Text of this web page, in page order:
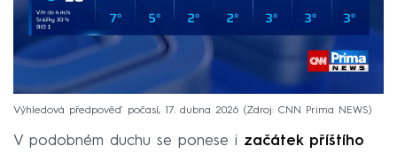
Výhledová předpověď počasí, 17. dubna 2026 Zdroj: CNN Prima NEWS
V podobném duchu se ponese i začátek příštího